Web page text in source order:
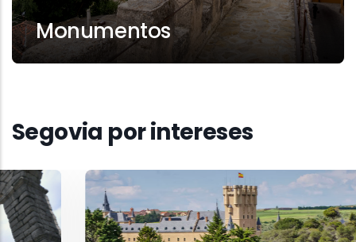
Monumentos
Segovia por intereses